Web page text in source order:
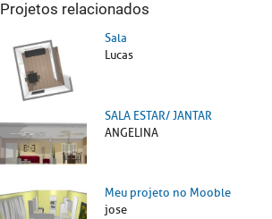
Projetos relacionados
Sala
Lucas
SALA ESTAR/ JANTAR
ANGELINA
Meu projeto no Mooble
jose